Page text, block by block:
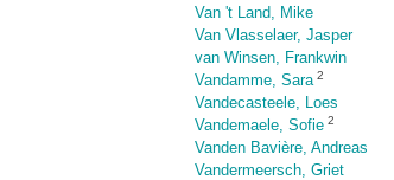
Van 't Land, Mike
Van Vlasselaer, Jasper
van Winsen, Frankwin
Vandamme, Sara 2
Vandecasteele, Loes
Vandemaele, Sofie 2
Vanden Bavière, Andreas
Vandermeersch, Griet